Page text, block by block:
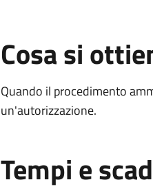
Cosa si
Quando il procedimento
un'autorizzazione.
Tempi e